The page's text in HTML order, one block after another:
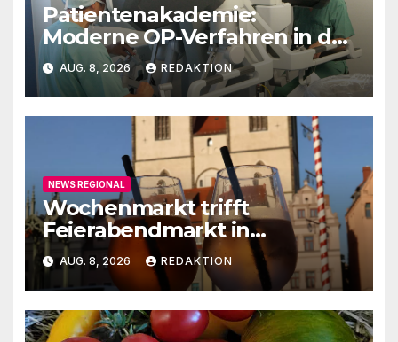
Patientenakademie:
Moderne OP-Verfahren in der
Urologie
AUG. 8, 2026 REDAKTION
NEWS REGIONAL
Wochenmarkt trifft
Feierabendmarkt in
Lutherstadt Wittenberg
AUG. 8, 2026 REDAKTION